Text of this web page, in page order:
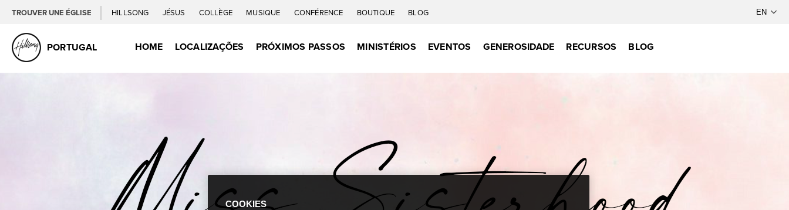
TROUVER UNE ÉGLISE HILLSONG JÉSUS COLLÈGE MUSIQUE CONFÉRENCE BOUTIQUE BLOG
PORTUGAL HOME LOCALIZAÇÕES PRÓXIMOS PASSOS MINISTÉRIOS EVENTOS GENEROSIDADE RECURSOS BLOG
COOKIES